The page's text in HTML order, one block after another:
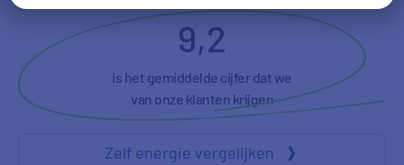
9,2
is het gemiddelde cijfer dat we
van onze klanten krijgen
Zelf energie vergelijken